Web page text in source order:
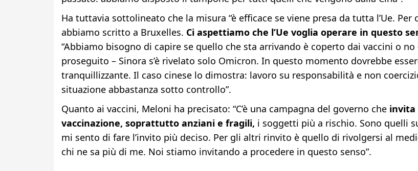
Ha tuttavia sottolineato che la misura “è efficace se viene presa da tutta l’Ue. Per
abbiamo scritto a Bruxelles. Ci aspettiamo che l’Ue voglia operare in questo
“Abbiamo bisogno di capire se quello che sta arrivando è coperto dai vaccini o no
proseguito – Sinora s’è rivelato solo Omicron. In questo momento dovrebbe
tranquillizzante. Il caso cinese lo dimostra: lavoro su responsabilità e non
situazione abbastanza sotto controllo”.
Quanto ai vaccini, Meloni ha precisato: “C’è una campagna del governo che invita
vaccinazione, soprattutto anziani e fragili, i soggetti più a rischio. Sono quelli
mi sento di fare l’invito più deciso. Per gli altri rinvito è quello di rivolgersi al
chi ne sa più di me. Noi stiamo invitando a procedere in questo senso”.